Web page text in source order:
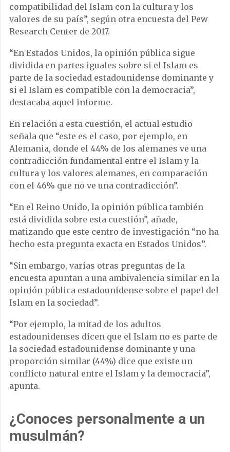
compatibilidad del Islam con la cultura y los
valores de su país”, según otra encuesta del Pew
Research Center de 2017.
“En Estados Unidos, la opinión pública sigue
dividida en partes iguales sobre si el Islam es
parte de la sociedad estadounidense dominante y
si el Islam es compatible con la democracia”,
destacaba aquel informe.
En relación a esta cuestión, el actual estudio
señala que “este es el caso, por ejemplo, en
Alemania, donde el 44% de los alemanes ve una
contradicción fundamental entre el Islam y la
cultura y los valores alemanes, en comparación
con el 46% que no ve una contradicción”.
“En el Reino Unido, la opinión pública también
está dividida sobre esta cuestión”, añade,
matizando que este centro de investigación “no ha
hecho esta pregunta exacta en Estados Unidos”.
“Sin embargo, varias otras preguntas de la
encuesta apuntan a una ambivalencia similar en la
opinión pública estadounidense sobre el papel del
Islam en la sociedad”.
“Por ejemplo, la mitad de los adultos
estadounidenses dicen que el Islam no es parte de
la sociedad estadounidense dominante y una
proporción similar (44%) dice que existe un
conflicto natural entre el Islam y la democracia”,
apunta.
¿Conoces personalmente a un
musulmán?